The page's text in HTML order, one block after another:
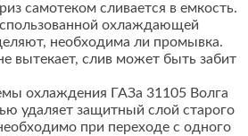
самотеком сливается в емкость.
охлаждающей
необходима ли промывка.
вытекает, слив может быть забит
охлаждения ГАЗа 31105 Волга
удаляет защитный слой старого
при переходе с одного